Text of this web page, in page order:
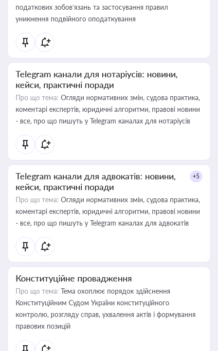
податкових зобов’язань та застосування правил
уникнення подвійного оподаткування
Telegram канали для нотаріусів: новини,
кейси, практичні поради
Про що тема: Огляди нормативних змін, судова практика,
коментарі експертів, юридичні алгоритми, правові новини
- все, про що пишуть у Telegram каналах для нотаріусів
Telegram канали для адвокатів: новини,
кейси, практичні поради
+5
Про що тема: Огляди нормативних змін, судова практика,
коментарі експертів, юридичні алгоритми, правові новини
- все, про що пишуть у Telegram каналах для адвокатів
Конституційне провадження
Про що тема: Тема охоплює порядок здійснення
Конституційним Судом України конституційного
контролю, розгляду справ, ухвалення актів і формування
правових позицій